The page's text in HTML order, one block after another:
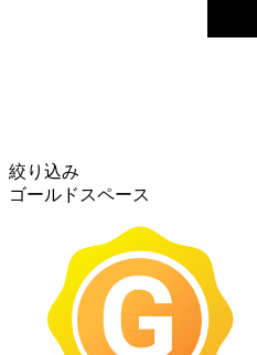
絞り込み
ゴールドスペース